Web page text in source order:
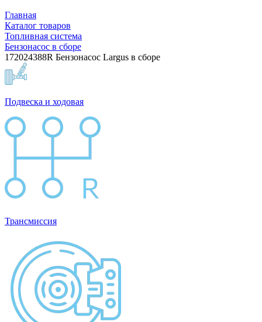
Главная
Каталог товаров
Топливная система
Бензонасос в сборе
172024388R Бензонасос Largus в сборе
Подвеска и ходовая
Трансмиссия